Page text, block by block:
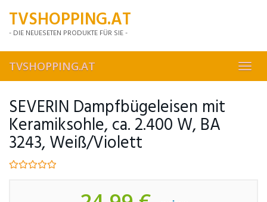
mainTVSHOPPING.AT
- DIE NEUESETEN PRODUKTE FÜR SIE -
TVSHOPPING.AT
SEVERIN Dampfbügeleisen mit
Keramiksohle, ca. 2.400 W, BA
3243, Weiß/Violett